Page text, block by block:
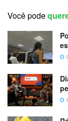
Você pode